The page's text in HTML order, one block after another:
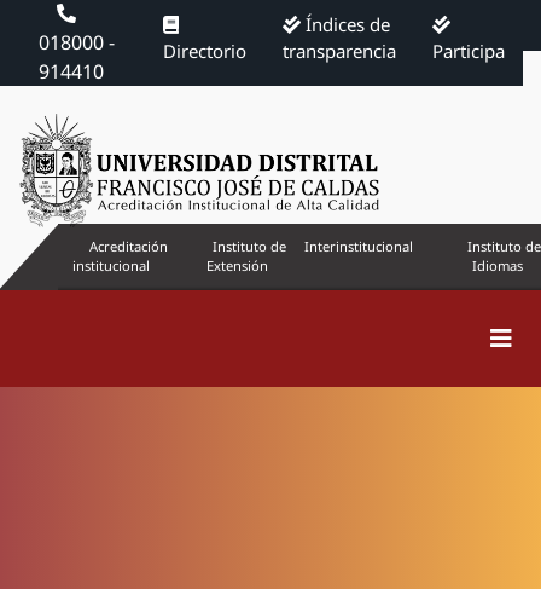
018000 -
914410
Directorio
Índices de
transparencia
Participa
Acreditación
institucional
Instituto de
Extensión
Interinstitucional
Instituto de
Idiomas